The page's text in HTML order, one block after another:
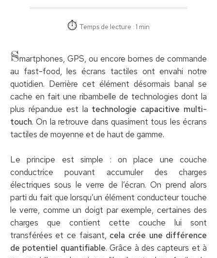
Temps de lecture : 1 min
Smartphones, GPS, ou encore bornes de commande
au fast-food, les écrans tactiles ont envahi notre
quotidien. Derrière cet élément désormais banal se
cache en fait une ribambelle de technologies dont la
plus répandue est la technologie capacitive multi-
touch. On la retrouve dans quasiment tous les écrans
tactiles de moyenne et de haut de gamme.
Le principe est simple : on place une couche
conductrice pouvant accumuler des charges
électriques sous le verre de l’écran. On prend alors
parti du fait que lorsqu’un élément conducteur touche
le verre, comme un doigt par exemple, certaines des
charges que contient cette couche lui sont
transférées et ce faisant, cela crée une différence
de potentiel quantifiable. Grâce à des capteurs et à